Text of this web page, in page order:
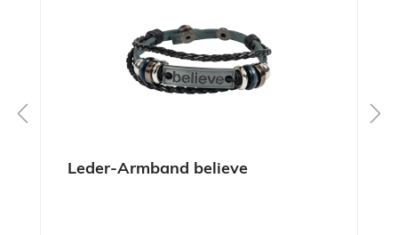
Leder-Armband believe